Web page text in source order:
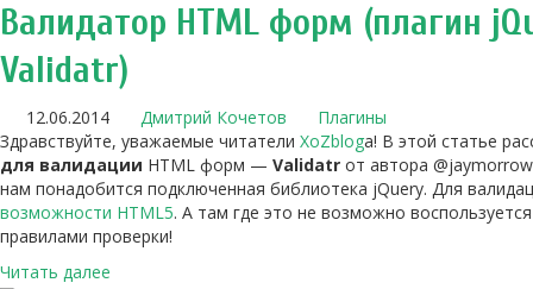
Валидатор HTML форм (плагин
Validatr)
12.06.2014 Дмитрий Кочетов
Плагины
Здравствуйте, уважаемые читатели XoZbloga! В этой статье
для валидации HTML форм — Validatr от автора
нам понадобится подключенная библиотека jQuery. Для
возможности HTML5. А там где это не возможно
правилами проверки!
Читать далее